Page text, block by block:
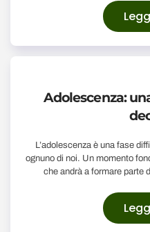
Adolescenza:
L’adolescenza è una fase
ognuno di noi. Un momento
che andrà a formare parte